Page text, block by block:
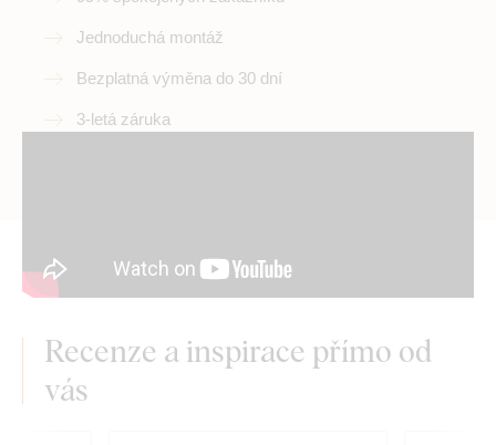
Jednoduchá montáž
Bezplatná výměna do 30 dní
3-letá záruka
Recenze a inspirace přímo od
vás